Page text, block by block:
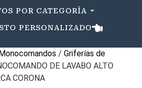
POR CATEGORÌA
PERSONALIZADO
/ Griferías de
DE LAVABO ALTO
CORONA